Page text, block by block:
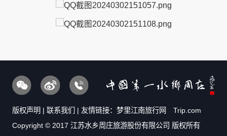
版权声明 | 联系我们 | 友情链接： 梦里江南旅行网
Trip.com
Copyright © 2017 江苏水乡周庄旅游股份有限公司 版权所有